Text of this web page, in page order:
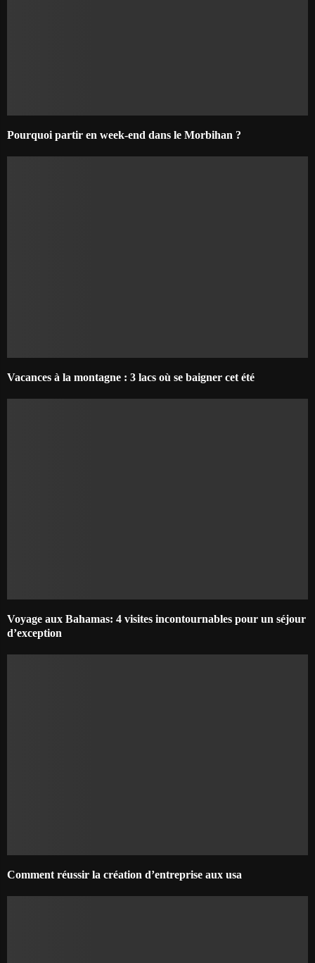
Pourquoi partir en week-end dans le Morbihan ?
Vacances à la montagne : 3 lacs où se baigner cet été
Voyage aux Bahamas: 4 visites incontournables pour un séjour
d’exception
Comment réussir la création d’entreprise aux usa